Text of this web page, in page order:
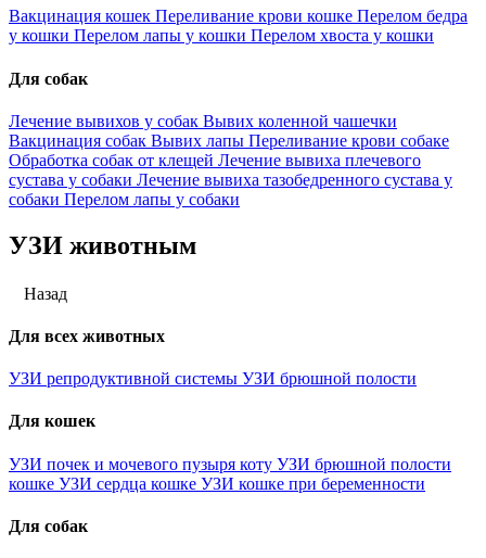
Вакцинация кошек Переливание крови кошке Перелом бедра
у кошки Перелом лапы у кошки Перелом хвоста у кошки
Для собак
Лечение вывихов у собак Вывих коленной чашечки
Вакцинация собак Вывих лапы Переливание крови собаке
Обработка собак от клещей Лечение вывиха плечевого
сустава у собаки Лечение вывиха тазобедренного сустава у
собаки Перелом лапы у собаки
УЗИ животным
Назад
Для всех животных
УЗИ репродуктивной системы УЗИ брюшной полости
Для кошек
УЗИ почек и мочевого пузыря коту УЗИ брюшной полости
кошке УЗИ сердца кошке УЗИ кошке при беременности
Для собак